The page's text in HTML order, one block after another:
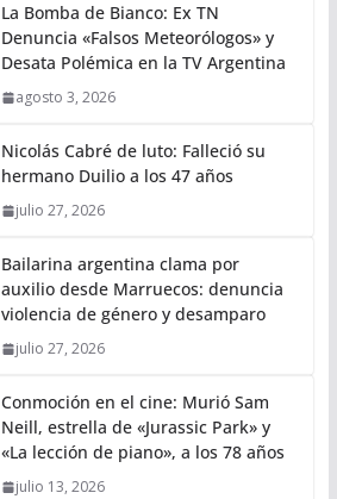
La Bomba de Bianco: Ex TN
Denuncia «Falsos Meteorólogos» y
Desata Polémica en la TV Argentina
agosto 3, 2026
Nicolás Cabré de luto: Falleció su
hermano Duilio a los 47 años
julio 27, 2026
Bailarina argentina clama por
auxilio desde Marruecos: denuncia
violencia de género y desamparo
julio 27, 2026
Conmoción en el cine: Murió Sam
Neill, estrella de «Jurassic Park» y
«La lección de piano», a los 78 años
julio 13, 2026